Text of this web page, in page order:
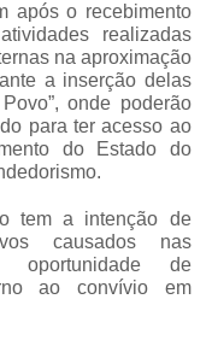
após o recebimento
realizadas
na aproximação
a inserção delas
onde poderão
para ter acesso ao
do Estado do
tem a intenção de
causados nas
oportunidade de
ao convívio em